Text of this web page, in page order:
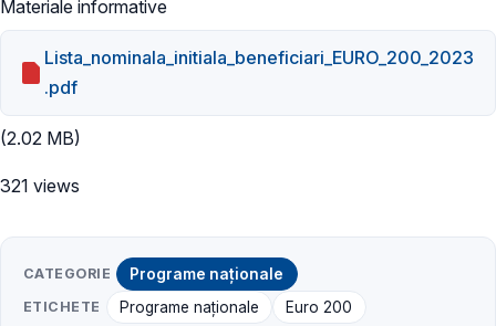
Materiale informative
Lista_nominala_initiala_beneficiari_EURO_200_2023
.pdf
(2.02 MB)
321 views
CATEGORIE Programe naționale
ETICHETE Programe naţionale Euro 200